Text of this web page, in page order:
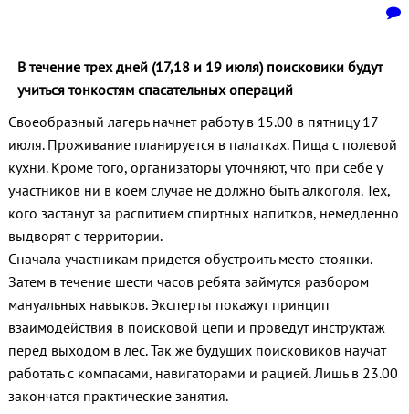
В течение трех дней (17,18 и 19 июля) поисковики будут
учиться тонкостям спасательных операций
Своеобразный лагерь начнет работу в 15.00 в пятницу 17
июля. Проживание планируется в палатках. Пища с полевой
кухни. Кроме того, организаторы уточняют, что при себе у
участников ни в коем случае не должно быть алкоголя. Тех,
кого застанут за распитием спиртных напитков, немедленно
выдворят с территории.
Сначала участникам придется обустроить место стоянки.
Затем в течение шести часов ребята займутся разбором
мануальных навыков. Эксперты покажут принцип
взаимодействия в поисковой цепи и проведут инструктаж
перед выходом в лес. Так же будущих поисковиков научат
работать с компасами, навигаторами и рацией. Лишь в 23.00
закончатся практические занятия.